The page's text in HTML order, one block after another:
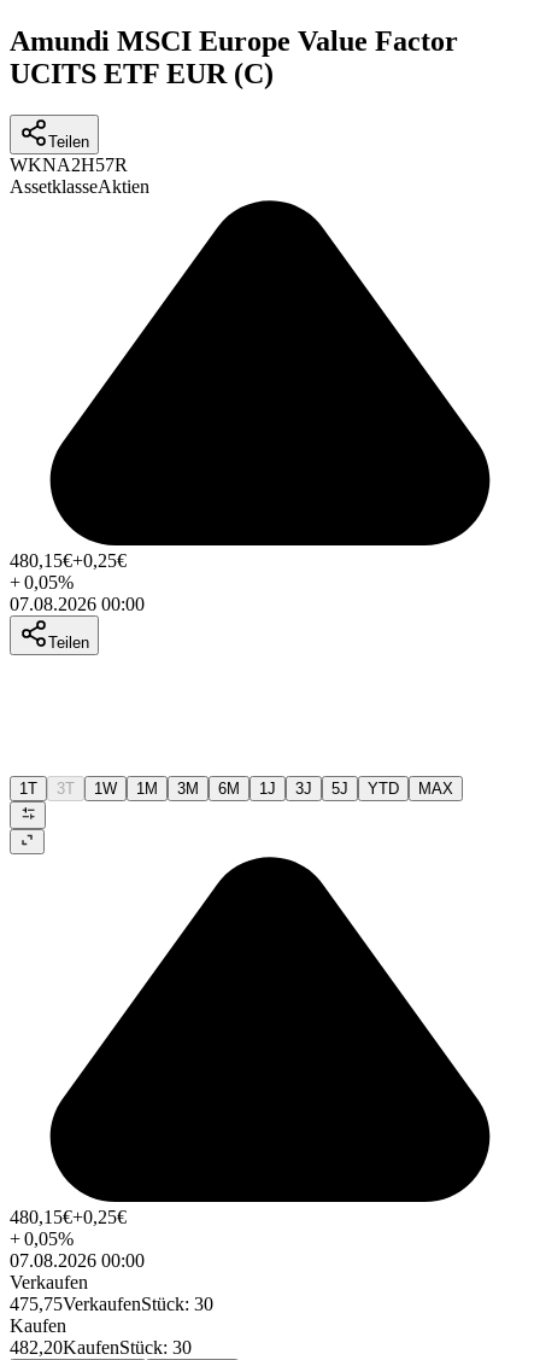
Amundi MSCI Europe Value Factor
UCITS ETF EUR (C)
Teilen
WKNA2H57R
AssetklasseAktien
480,15€+0,25€
+0,05%
07.08.2026 00:00
Teilen
1T 3T 1W 1M 3M 6M 1J 3J 5J YTD MAX
480,15€+0,25€
+0,05%
07.08.2026 00:00
Verkaufen
475,75VerkaufenStück: 30
Kaufen
482,20KaufenStück: 30